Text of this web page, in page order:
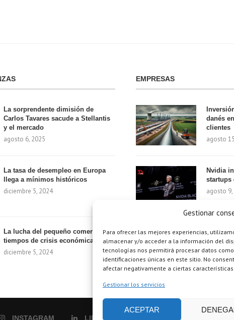
Gestionar
Para ofrecer las mejores experiencias,
almacenar y/o acceder a la información del
tecnologías nos permitirá procesar datos
identificaciones únicas en este sitio. No
afectar negativamente a ciertas
Gestionar los servicios
ACEPTAR
La sorprendente dimisión de
Carlos Tavares sacude a Stellantis
y el mercado
agosto 6, 2025
La tasa de desempleo en Europa
llega a mínimos históricos
diciembre 5, 2024
La lucha del pequeño comercio en
tiempos de crisis económica
diciembre 5, 2024
EMPRESAS
danés
clientes
agosto
Nvidia
startups
agosto 9,
¿Cómo
Walt
agosto
INSTAGRAM LINKEDIN